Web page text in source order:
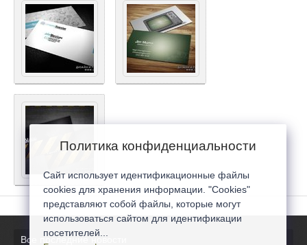
Все последние новости
Политика конфиденциальности
Сайт использует идентификационные файлы
cookies для хранения информации. "Cookies"
представляют собой файлы, которые могут
использоваться сайтом для идентификации
посетителей...